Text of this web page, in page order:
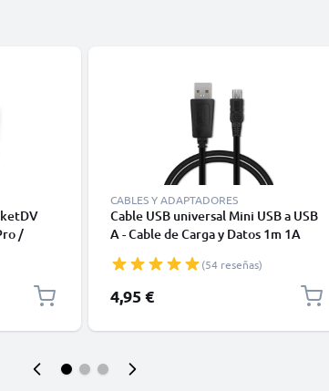
/
CABLES Y ADAPTADORES
Cable USB universal Mini USB a USB
A - Cable de Carga y Datos 1m 1A
(54 reseñas)
4,95 €